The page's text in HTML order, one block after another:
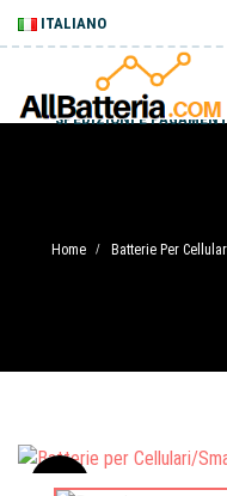
ITALIANO
SPEDIZIONI E
Home / Batterie Per
Sale